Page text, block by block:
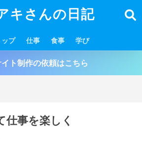
キさんの日記
ップ 仕事 食事 学び
ト制作の依頼はこちら
仕事を楽しく